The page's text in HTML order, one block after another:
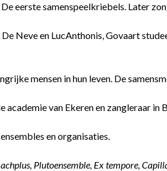
eerste samenspeelkriebels. Later
Neve en LucAnthonis, Govaart
mensen in hun leven. De
van Ekeren en zangleraar
en organisaties.
Plutoensemble, Ex tempore,